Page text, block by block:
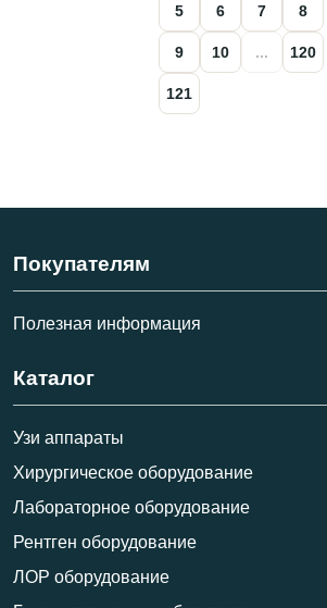
5 6 7 8
9 10 ... 120
121
Покупателям
Полезная информация
Каталог
Узи аппараты
Хирургическое оборудование
Лабораторное оборудование
Рентген оборудование
ЛОР оборудование